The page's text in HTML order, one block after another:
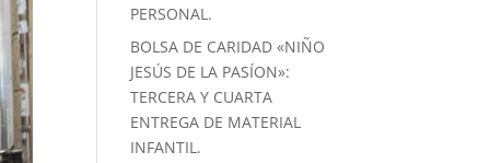
PERSONAL.
BOLSA DE CARIDAD «NIÑO
JESÚS DE LA PASÍON»:
TERCERA Y CUARTA
ENTREGA DE MATERIAL
INFANTIL.